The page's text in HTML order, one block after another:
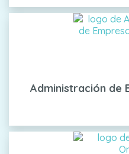
Administración de